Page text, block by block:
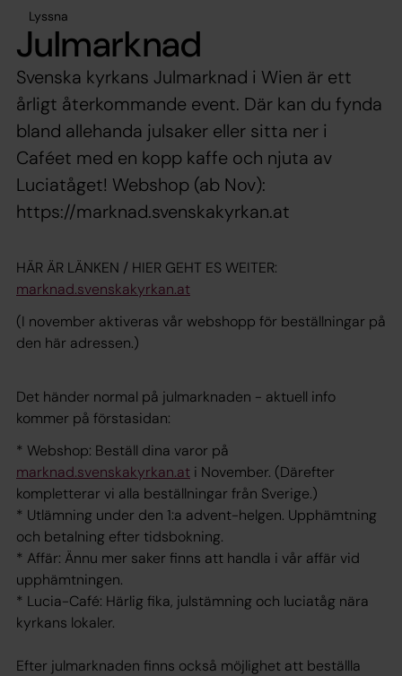
Lyssna
Julmarknad
Svenska kyrkans Julmarknad i Wien är ett
årligt återkommande event. Där kan du fynda
bland allehanda julsaker eller sitta ner i
Caféet med en kopp kaffe och njuta av
Luciatåget! Webshop (ab Nov):
https://marknad.svenskakyrkan.at
HÄR ÄR LÄNKEN / HIER GEHT ES WEITER:
marknad.svenskakyrkan.at
(I november aktiveras vår webshopp för beställningar på
den här adressen.)
Det händer normal på julmarknaden - aktuell info
kommer på förstasidan:
* Webshop: Beställ dina varor på
marknad.svenskakyrkan.at i November. (Därefter
kompletterar vi alla beställningar från Sverige.)
* Utlämning under den 1:a advent-helgen. Upphämtning
och betalning efter tidsbokning.
* Affär: Ännu mer saker finns att handla i vår affär vid
upphämtningen.
* Lucia-Café: Härlig fika, julstämning och luciatåg nära
kyrkans lokaler.
Efter julmarknaden finns också möjlighet att beställla